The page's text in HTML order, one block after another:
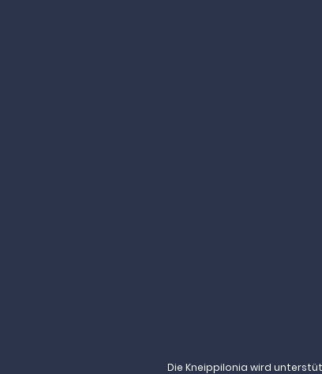
Die Kneippilonia wird